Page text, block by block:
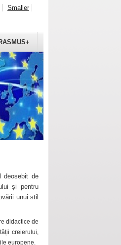
Smaller
deosebit de
și pentru
unui stil
didactice de
creierului,
europene.